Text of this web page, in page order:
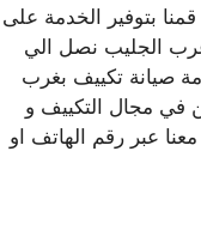
بتوفير الخدمة على
الجليب نصل الي
صيانة تكييف بغرب
في مجال التكييف و
عبر رقم الهاتف او